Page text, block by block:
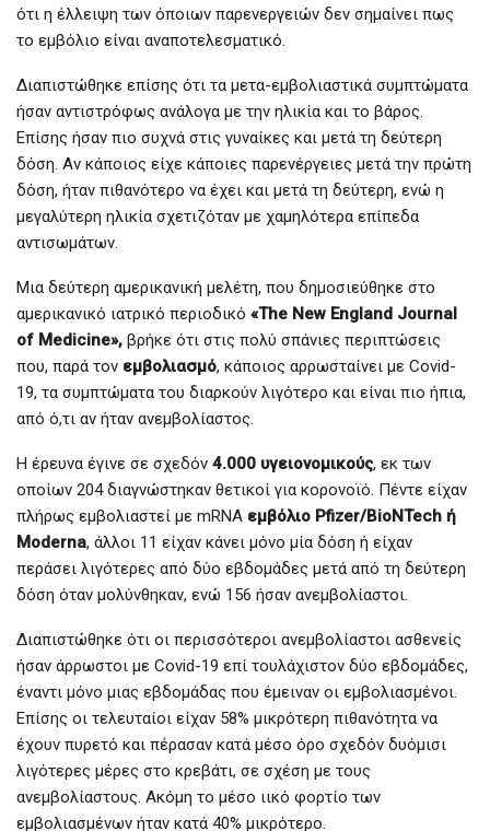
ότι η έλλειψη των όποιων παρενεργειών δεν σημαίνει πως
το εμβόλιο είναι αναποτελεσματικό.
Διαπιστώθηκε επίσης ότι τα μετα-εμβολιαστικά συμπτώματα
ήσαν αντιστρόφως ανάλογα με την ηλικία και το βάρος.
Επίσης ήσαν πιο συχνά στις γυναίκες και μετά τη δεύτερη
δόση. Αν κάποιος είχε κάποιες παρενέργειες μετά την πρώτη
δόση, ήταν πιθανότερο να έχει και μετά τη δεύτερη, ενώ η
μεγαλύτερη ηλικία σχετιζόταν με χαμηλότερα επίπεδα
αντισωμάτων.
Μια δεύτερη αμερικανική μελέτη, που δημοσιεύθηκε στο
αμερικανικό ιατρικό περιοδικό «The New England Journal
of Medicine», βρήκε ότι στις πολύ σπάνιες περιπτώσεις
που, παρά τον εμβολιασμό, κάποιος αρρωσταίνει με Covid-
19, τα συμπτώματα του διαρκούν λιγότερο και είναι πιο ήπια,
από ό,τι αν ήταν ανεμβολίαστος.
Η έρευνα έγινε σε σχεδόν 4.000 υγειονομικούς, εκ των
οποίων 204 διαγνώστηκαν θετικοί για κορονοϊό. Πέντε είχαν
πλήρως εμβολιαστεί με mRNA εμβόλιο Pfizer/BioNTech ή
Moderna, άλλοι 11 είχαν κάνει μόνο μία δόση ή είχαν
περάσει λιγότερες από δύο εβδομάδες μετά από τη δεύτερη
δόση όταν μολύνθηκαν, ενώ 156 ήσαν ανεμβολίαστοι.
Διαπιστώθηκε ότι οι περισσότεροι ανεμβολίαστοι ασθενείς
ήσαν άρρωστοι με Covid-19 επί τουλάχιστον δύο εβδομάδες,
έναντι μόνο μιας εβδομάδας που έμειναν οι εμβολιασμένοι.
Επίσης οι τελευταίοι είχαν 58% μικρότερη πιθανότητα να
έχουν πυρετό και πέρασαν κατά μέσο όρο σχεδόν δυόμισι
λιγότερες μέρες στο κρεβάτι, σε σχέση με τους
ανεμβολίαστους. Ακόμη το μέσο ιικό φορτίο των
εμβολιασμένων ήταν κατά 40% μικρότερο.